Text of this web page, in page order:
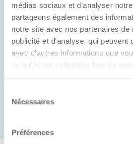
médias sociaux et d'analyser
partageons également des
notre site avec nos partenaires de
publicité et d'analyse, qui peuvent
avec d'autres informations que
ou qu'ils ont collectées lors de
Nécessaires
Préférences
C’est lors de son assemblée
tenue hier que la Chambre de
d’industries de ...